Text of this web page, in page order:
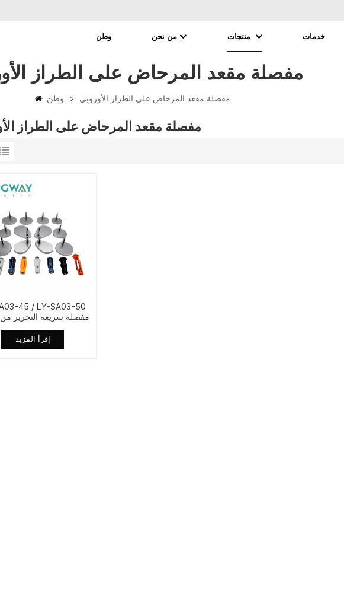
وطن من نحن منتجات خدمات
مفصلة مقعد المرحاض على الطراز
وطن مفصلة مقعد المرحاض على الطراز الأوروبي
مفصلة مقعد المرحاض على الطراز
45 / LY-SA03-50
مفصلة سريعة التحرير من
المرحاض
إقرأ المزيد